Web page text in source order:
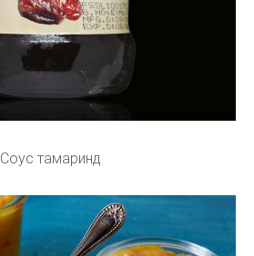
Соус тамаринд